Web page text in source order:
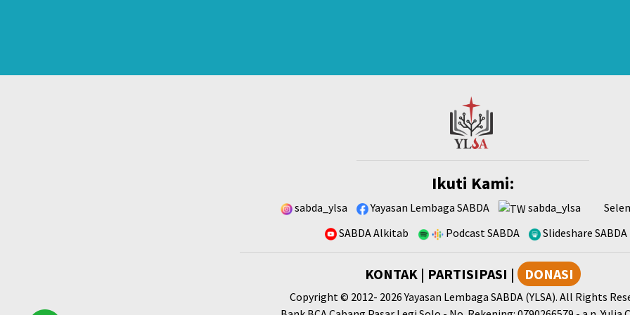
Ikuti Kami:
sabda_ylsa Yayasan Lembaga SABDA sabda_ylsa
SABDA Alkitab
Podcast SABDA Slideshare SABDA
KONTAK| PARTISIPASI | DONASI
Copyright© 2012- 2026Yayasan Lembaga SABDA (YLSA). All Rights